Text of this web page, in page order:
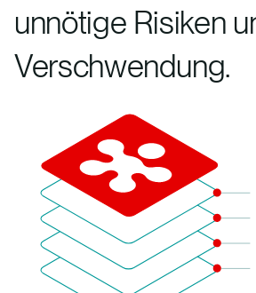
unnötige Risiken
Verschwendung.